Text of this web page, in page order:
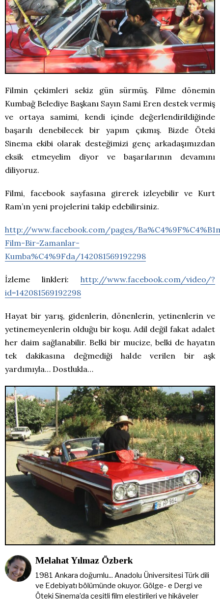
Filmin çekimleri sekiz gün sürmüş. Filme dönemin
Kumbağ Belediye Başkanı Sayın Sami Eren destek vermiş
ve ortaya samimi, kendi içinde değerlendirildiğinde
başarılı denebilecek bir yapım çıkmış. Bizde Öteki
Sinema ekibi olarak desteğimizi genç arkadaşımızdan
eksik etmeyelim diyor ve başarılarının devamını
diliyoruz.
Filmi, facebook sayfasına girerek izleyebilir ve Kurt
Ram’ın yeni projelerini takip edebilirsiniz.
http://www.facebook.com/pages/
Film-Bir-Zamanlar-
Kumba%C4%9Fda/142081569192298
İzleme linkleri: http://www.facebook.com/video/?
id=142081569192298
Hayat bir yarış, gidenlerin, dönenlerin, yetinenlerin ve
yetinemeyenlerin olduğu bir koşu. Adil değil fakat adalet
her daim sağlanabilir. Belki bir mucize, belki de hayatın
tek dakikasına değmediği halde verilen bir aşk
yardımıyla… Dostlukla…
Melahat Yılmaz Özberk
1981 Ankara doğumlu... Anadolu Üniversitesi Türk dili
ve Edebiyatı bölümünde okuyor. Gölge- e Dergi ve
Öteki Sinema’da çeşitli film eleştirileri ve hikâyeler